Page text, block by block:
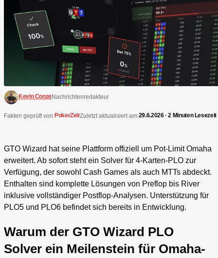
Kevin ConzeNachrichtenredakteur
Fakten geprüft von:PokerZeitZuletzt aktualisiert am:29.6.2026 · 2 Minuten Lesezeit
GTO Wizard hat seine Plattform offiziell um Pot-Limit Omaha
erweitert. Ab sofort steht ein Solver für 4-Karten-PLO zur
Verfügung, der sowohl Cash Games als auch MTTs abdeckt.
Enthalten sind komplette Lösungen von Preflop bis River
inklusive vollständiger Postflop-Analysen. Unterstützung für
PLO5 und PLO6 befindet sich bereits in Entwicklung.
Warum der GTO Wizard PLO
Solver ein Meilenstein für Omaha-